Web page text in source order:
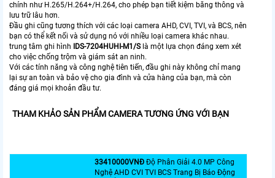
chính như H.265/H.264+/H.264, cho phép bạn tiết kiệm băng thông và
lưu trữ lâu hơn.
Đầu ghi cũng tương thích với các loại camera AHD, CVI, TVI, và BCS, nên
bạn có thể kết nối và sử dụng nó với nhiều loại camera khác nhau.
trung tâm ghi hình
IDS-7204HUHI-M1/Slà một lựa chọn đáng xem xét
cho việc chống trộm và giám sát an ninh.
Với các tính năng và công nghệ tiên tiến, đầu ghi này không chỉ mang
lại sự an toàn và bảo vệ cho gia đình và cửa hàng của bạn, mà còn
đáng giá mọi khoản đầu tư.
THAM KHẢO SẢN PHẨM CAMERA TƯƠNG ỨNG VỚI BẠN
33410000VNÐ Độ Phân Giải 4.0 MP Công
Nghệ AHD CVI TVI BCS Trang Bị Báo Động